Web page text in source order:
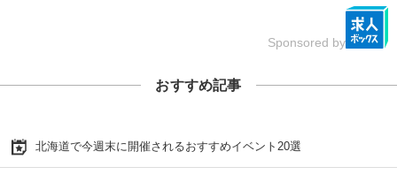
Sponsored by
おすすめ記事
北海道で今週末に開催されるおすすめイベント20選